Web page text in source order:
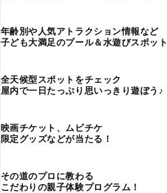
年齢別や人気アトラクション情報など
子ども大満足のプール＆水遊びスポット
全天候型スポットをチェック
屋内で一日たっぷり思いっきり遊ぼう♪
映画チケット、ムビチケ
限定グッズなどが当たる！
その道のプロに教わる
こだわりの親子体験プログラム！